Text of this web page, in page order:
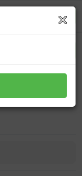
Kehribar